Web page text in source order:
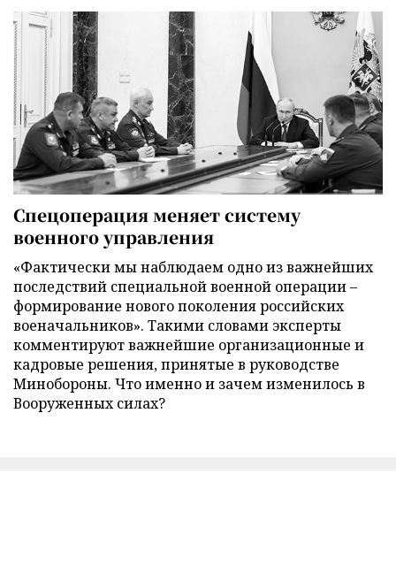
Спецоперация меняет систему
военного управления
«Фактически мы наблюдаем одно из важнейших
последствий специальной военной операции –
формирование нового поколения российских
военачальников». Такими словами эксперты
комментируют важнейшие организационные и
кадровые решения, принятые в руководстве
Минобороны. Что именно и зачем изменилось в
Вооруженных силах?